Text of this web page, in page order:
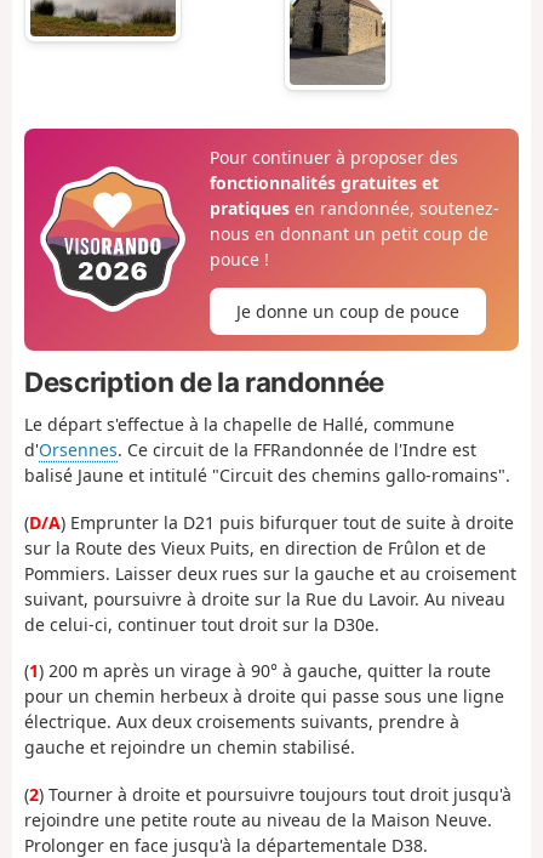
Pour continuer à proposer des
fonctionnalités gratuites et
pratiquesen randonnée, soutenez-
nous en donnant un petit coup de
pouce !
Je donne un coup de pouce
Description de la randonnée
Le départ s'effectue à la chapelle de Hallé, commune
d'Orsennes. Ce circuit de la FFRandonnée de l'Indre est
balisé Jaune et intitulé "Circuit des chemins gallo-romains".
(D/A) Emprunter la D21 puis bifurquer tout de suite à droite
sur la Route des Vieux Puits, en direction de Frûlon et de
Pommiers. Laisser deux rues sur la gauche et au croisement
suivant, poursuivre à droite sur la Rue du Lavoir. Au niveau
de celui-ci, continuer tout droit sur la D30e.
(1) 200 m après un virage à 90° à gauche, quitter la route
pour un chemin herbeux à droite qui passe sous une ligne
électrique. Aux deux croisements suivants, prendre à
gauche et rejoindre un chemin stabilisé.
(2) Tourner à droite et poursuivre toujours tout droit jusqu'à
rejoindre une petite route au niveau de la Maison Neuve.
Prolonger en face jusqu'à la départementale D38.